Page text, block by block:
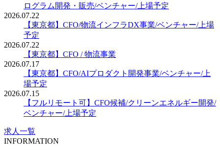
ログラム開発・販売/ベンチャー/上場予定
2026.07.22
【東京都】CFO/物流インフラDX事業/ベンチャー/上場
予定
2026.07.22
【東京都】CFO / 物流事業
2026.07.17
【東京都】CFO/AIプロダクト開発事業/ベンチャー/上
場予定
2026.07.15
【フルリモート可】CFO候補/クリーンエネルギー開発/
ベンチャー/上場予定
求人一覧
INFORMATION